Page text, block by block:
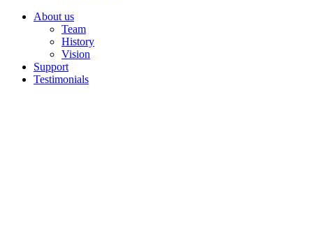
About us
Team
History
Vision
Support
Testimonials